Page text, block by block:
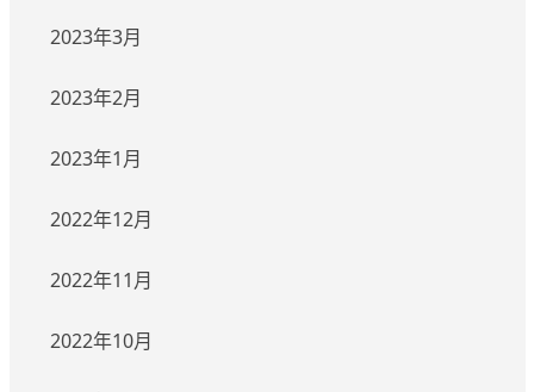
2023年3月
2023年2月
2023年1月
2022年12月
2022年11月
2022年10月